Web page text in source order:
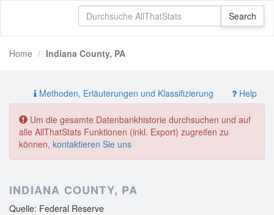
Home Indiana County, PA
Methoden, Erläuterungen und Klassifizierung Help
Um die gesamte Datenbankhistorie durchsuchen und auf
alle AllThatStats Funktionen (inkl. Export) zugreifen zu
können, kontaktieren Sie uns
INDIANA COUNTY, PA
Quelle: Federal Reserve